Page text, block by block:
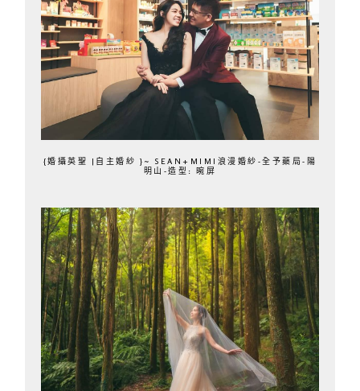
{婚攝英聖 |自主婚紗 }~ SEAN+MIMI浪漫婚紗-全予藥局-陽
明山-造型: 晼屏